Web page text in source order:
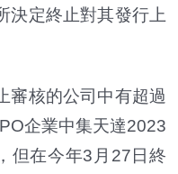
決定終止對其發行上
核的公司中有超過
企業中集天達2023
但在今年3月27日終